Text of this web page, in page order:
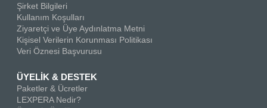
Şirket Bilgileri
Kullanım Koşulları
Ziyaretçi ve Üye Aydınlatma Metni
Kişisel Verilerin Korunması Politikası
Veri Öznesi Başvurusu
ÜYELİK & DESTEK
Paketler & Ücretler
LEXPERA Nedir?